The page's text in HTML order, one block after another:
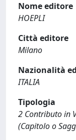
Nome editore
HOEPLI
Città editore
Milano
Nazionalità
ITALIA
Tipologia
2 Contributo in
(Capitolo o